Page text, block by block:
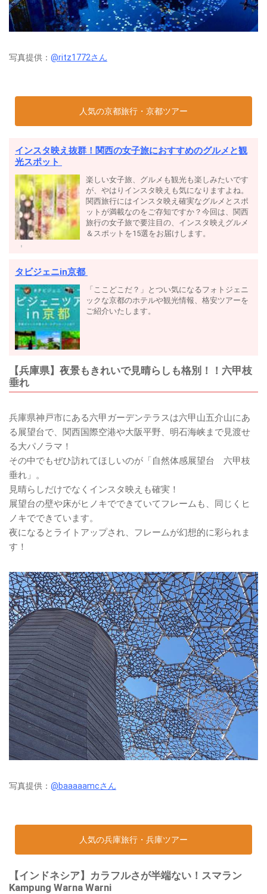
写真提供： @ritz1772さん
人気の京都旅行・京都ツアー
インスタ映え抜群！関西の女子旅におすすめのグルメと観
光スポット
楽しい女子旅、グルメも観光も楽しみたいです
が、やはりインスタ映えも気になりますよね。
関西旅行にはインスタ映え確実なグルメとスポ
ットが満載なのをご存知ですか？今回は、関西
旅行の女子旅で要注目の、インスタ映えグルメ
＆スポットを15選をお届けします。
タビジェニin京都
「ここどこだ？」とつい気になるフォトジェニ
ックな京都のホテルや観光情報、格安ツアーを
ご紹介いたします。
【兵庫県】夜景もきれいで見晴らしも格別！！六甲枝
垂れ
兵庫県神戸市にある六甲ガーデンテラスは六甲山五介山にあ
る展望台で、関西国際空港や大阪平野、明石海峡まで見渡せ
る大パノラマ！
その中でもぜひ訪れてほしいのが「自然体感展望台 六甲枝
垂れ」。
見晴らしだけでなくインスタ映えも確実！
展望台の壁や床がヒノキでできていてフレームも、同じくヒ
ノキでできています。
夜になるとライトアップされ、フレームが幻想的に彩られま
す！
写真提供： @baaaaamcさん
人気の兵庫旅行・兵庫ツアー
【インドネシア】カラフルさが半端ない！スマラン
Kampung Warna Warni